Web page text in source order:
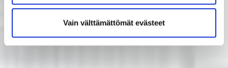
Vain välttämättömät evästeet